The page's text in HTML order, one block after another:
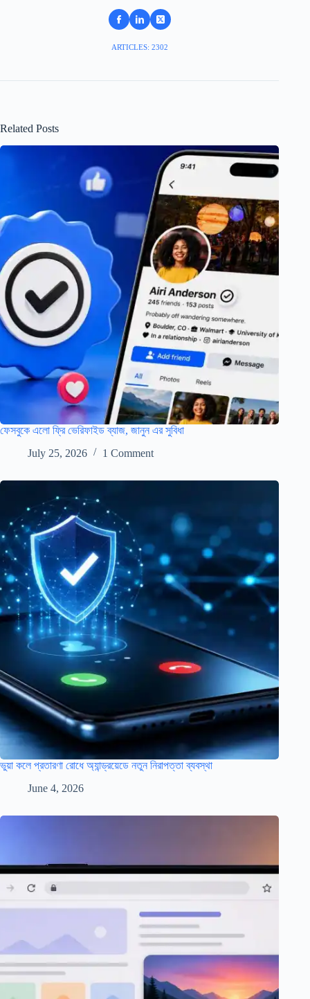
ARTICLES: 2302
Related Posts
ফেসবুকে এলো ফ্রি ভেরিফাইড ব্যাজ, জানুন এর সুবিধা
July 25, 2026
1 Comment
ভুয়া কলে প্রতারণা রোধে অ্যান্ড্রয়েডে নতুন নিরাপত্তা ব্যবস্থা
June 4, 2026